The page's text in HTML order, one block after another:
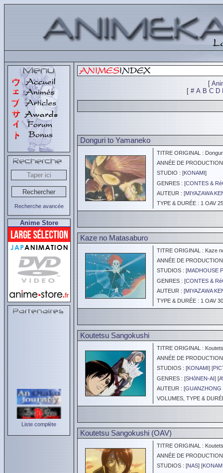
Recherche avancée
Anime Store
Liste complète
[
[ # A B C D
Donguri to Yamaneko
TITRE ORIGINAL :
ANNÉE DE
STUDIO : [KONAMI]
GENRES : [CONTES &
AUTEUR : [MIYAZAWA
TYPE & DURÉE : 1 OAV
Kaze no Matasaburo
TITRE ORIGINAL : Kaze
ANNÉE DE
STUDIOS : [MADHOUSE
GENRES : [CONTES &
AUTEUR : [MIYAZAWA
TYPE & DURÉE : 1 OAV
Koutetsu Sangokushi
TITRE ORIGINAL :
ANNÉE DE
STUDIOS : [KONAMI] [
GENRES : [SHôNEN-AI] [
AUTEUR : [GUANZHONG
VOLUMES, TYPE &
Koutetsu Sangokushi (OAV)
TITRE ORIGINAL :
ANNÉE DE
STUDIOS : [NAS] [